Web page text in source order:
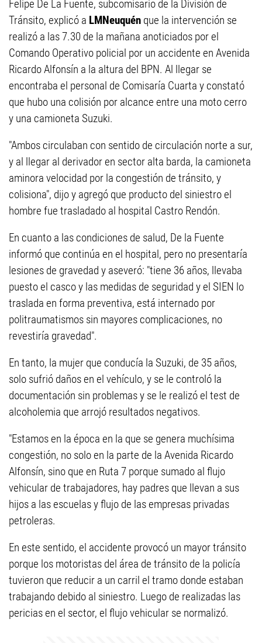
Felipe De La Fuente, subcomisario de la División de
Tránsito, explicó a LMNeuquén que la intervención se
realizó a las 7.30 de la mañana anoticiados por el
Comando Operativo policial por un accidente en Avenida
Ricardo Alfonsín a la altura del BPN. Al llegar se
encontraba el personal de Comisaría Cuarta y constató
que hubo una colisión por alcance entre una moto cerro
y una camioneta Suzuki.
"Ambos circulaban con sentido de circulación norte a sur,
y al llegar al derivador en sector alta barda, la camioneta
aminora velocidad por la congestión de tránsito, y
colisiona", dijo y agregó que producto del siniestro el
hombre fue trasladado al hospital Castro Rendón.
En cuanto a las condiciones de salud, De la Fuente
informó que continúa en el hospital, pero no presentaría
lesiones de gravedad y aseveró: "tiene 36 años, llevaba
puesto el casco y las medidas de seguridad y el SIEN lo
traslada en forma preventiva, está internado por
politraumatismos sin mayores complicaciones, no
revestiría gravedad".
En tanto, la mujer que conducía la Suzuki, de 35 años,
solo sufrió daños en el vehículo, y se le controló la
documentación sin problemas y se le realizó el test de
alcoholemia que arrojó resultados negativos.
"Estamos en la época en la que se genera muchísima
congestión, no solo en la parte de la Avenida Ricardo
Alfonsín, sino que en Ruta 7 porque sumado al flujo
vehicular de trabajadores, hay padres que llevan a sus
hijos a las escuelas y flujo de las empresas privadas
petroleras.
En este sentido, el accidente provocó un mayor tránsito
porque los motoristas del área de tránsito de la policía
tuvieron que reducir a un carril el tramo donde estaban
trabajando debido al siniestro. Luego de realizadas las
pericias en el sector, el flujo vehicular se normalizó.